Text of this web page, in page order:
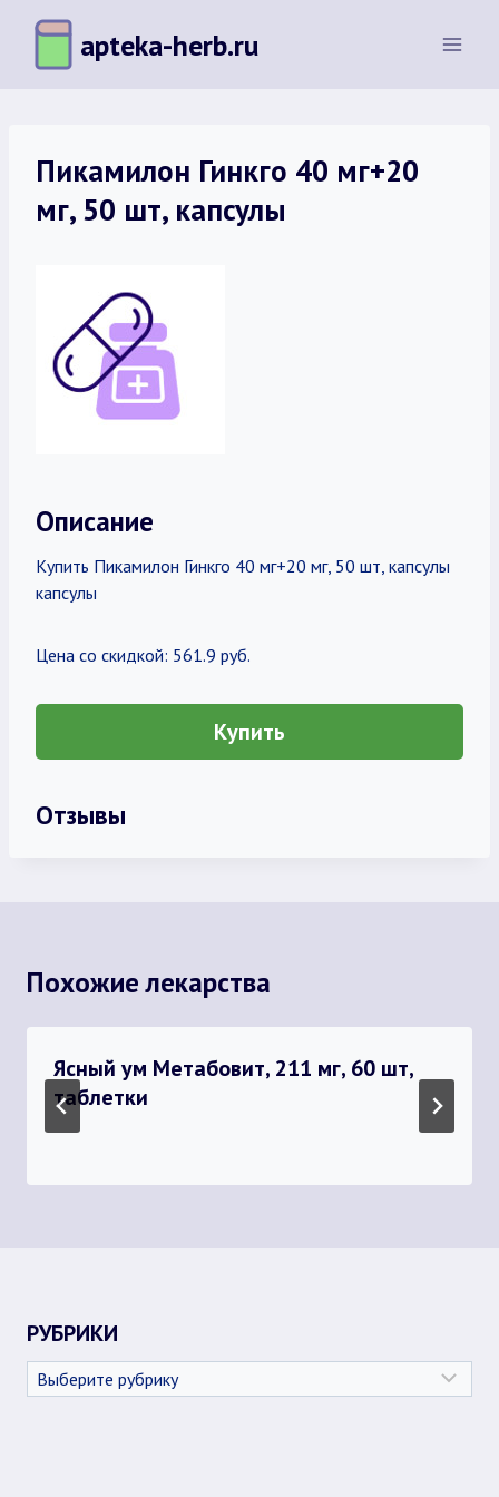
Перейти
содержимому
apteka-herb.ru
Пикамилон Гинкго 40 мг+20
мг, 50 шт, капсулы
Описание
Купить Пикамилон Гинкго 40 мг+20 мг, 50 шт, капсулы
капсулы
Цена со скидкой: 561.9 руб.
Купить
Отзывы
Похожие лекарства
Ясный ум Метабовит, 211 мг, 60 шт,
таблетки
РУБРИКИ
Рубрики